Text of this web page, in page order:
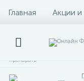
Главная Акции и